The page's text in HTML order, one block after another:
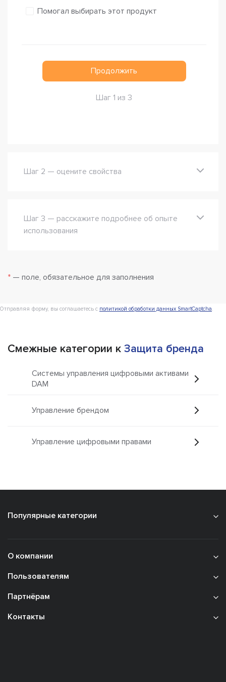
Помогал выбирать этот продукт
Шаг 1 из 3
Продолжить
Шаг 2 — оцените свойства
Шаг 3 — расскажите подробнее об опыте
использования
* — поле, обязательное для заполнения
Отправляя форму, вы соглашаетесь с политикой обработки данных SmartCaptcha.
Смежные категории к Защита бренда
Системы управления цифровыми активами
DAM
Управление брендом
Управление цифровыми правами
Популярные категории
О компании
Пользователям
Партнёрам
Контакты